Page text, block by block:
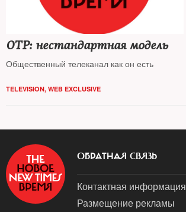
ОТР: нестандартная модель
Общественный телеканал как он есть
TELEVISION, WEB EXCLUSIVE
ОБРАТНАЯ СВЯЗЬ
Контактная информация
Размещение рекламы